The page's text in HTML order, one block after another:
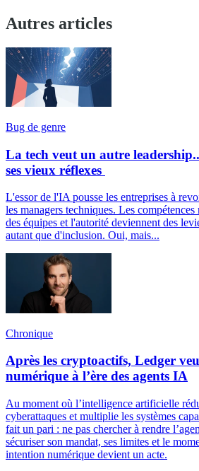
Autres articles
Bug de genre
La tech veut un autre
ses vieux réflexes
L'essor de l'IA pousse les entreprises à
les managers techniques. Les
des équipes et l'autorité deviennent des
autant que d'inclusion. Oui, mais...
Chronique
Après les cryptoactifs, Ledger
numérique à l’ère des agents IA
Au moment où l’intelligence artificielle
cyberattaques et multiplie les systèmes
fait un pari : ne pas chercher à rendre
sécuriser son mandat, ses limites et le
intention numérique devient un acte.